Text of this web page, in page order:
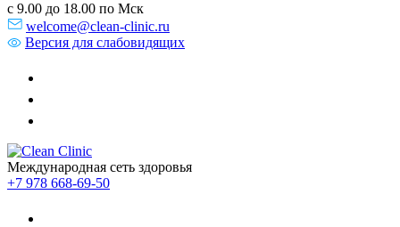
с 9.00 до 18.00 по Мск
welcome@clean-clinic.ru
Версия для слабовидящих
Международная сеть здоровья
+7 978 668-69-50